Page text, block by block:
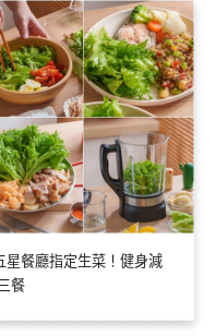
星餐廳指定生菜！健身減
餐